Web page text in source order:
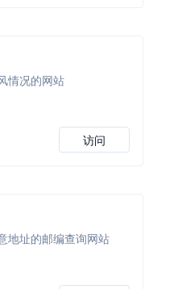
情况的网站
访问
地址的邮编查询网站